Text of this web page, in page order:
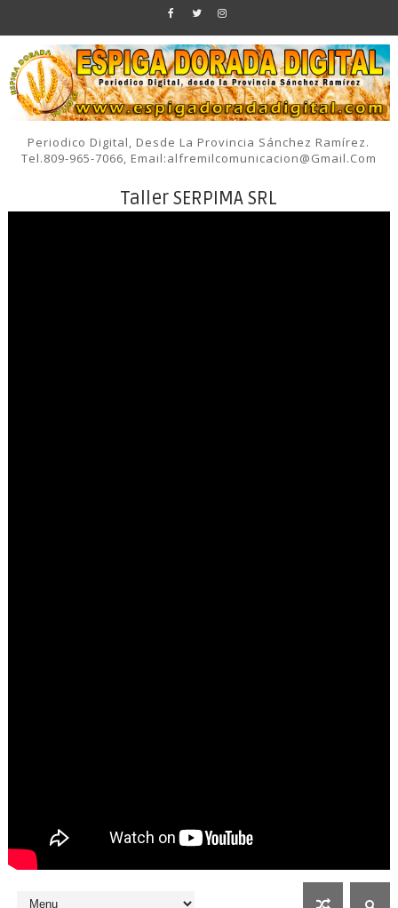
Periodico Digital, Desde La Provincia Sánchez Ramírez.
Tel.809-965-7066, Email:alfremilcomunicacion@gmail.com
Taller SERPIMA SRL